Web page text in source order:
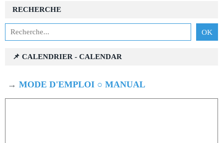
RECHERCHE
📌 CALENDRIER - CALENDAR
→ MODE D'EMPLOI ○ MANUAL